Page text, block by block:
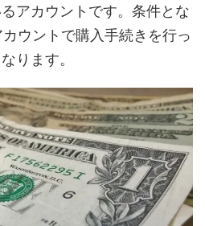
アカウントです。条件とな
ウントで購入手続きを行っ
ります。